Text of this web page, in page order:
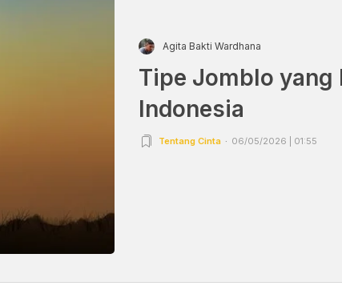
Agita Bakti Wardhana
Tipe Jomblo yang
Indonesia
Tentang Cinta 06/05/2026 | 01:55